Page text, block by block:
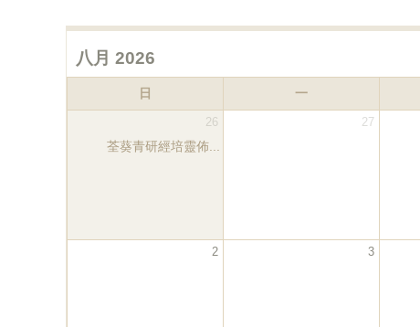
八月 2026
荃葵青研經培靈佈...
日 一
26 27
2 3